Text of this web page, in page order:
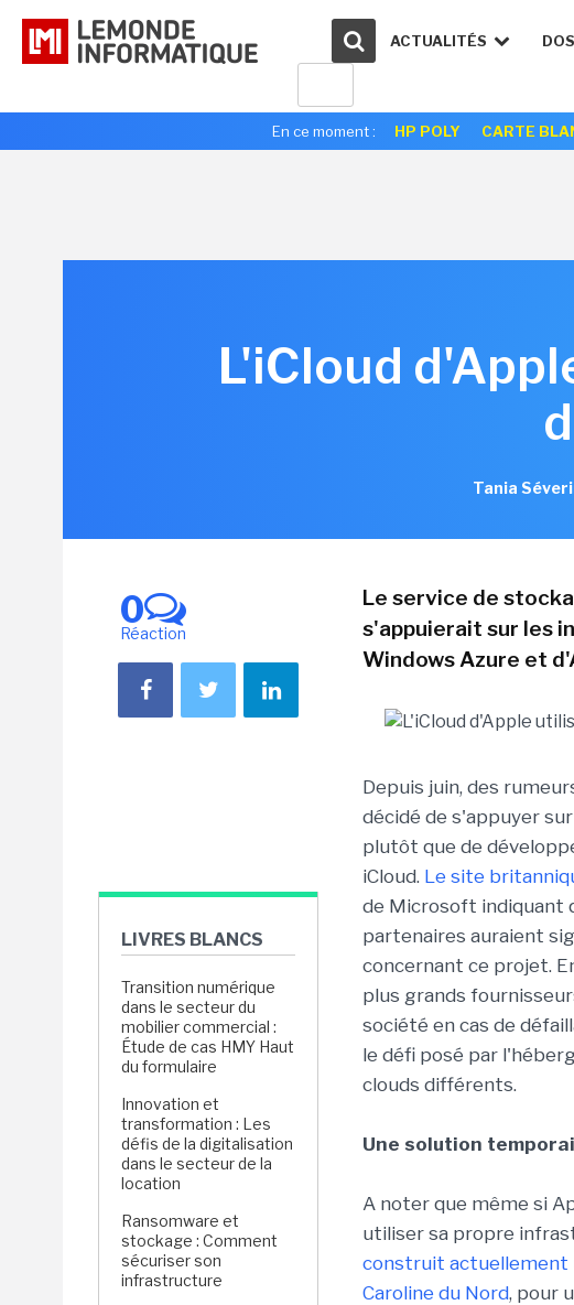
ACTUALITÉS
En ce moment : HP POLY CARTE
L'iCloud
Tania
0
Réaction
LIVRES BLANCS
Transition numérique
dans le secteur du
mobilier commercial :
Étude de cas HMY Haut
du formulaire
Innovation et
transformation : Les
défis de la digitalisation
dans le secteur de la
location
Ransomware et
stockage : Comment
sécuriser son
infrastructure
Le service de
s'appuierait sur les
Windows Azure et
Depuis juin, des
décidé de s'appuyer
plutôt que de
iCloud. Le site
de Microsoft indiquant
partenaires auraient
concernant ce projet.
plus grands
société en cas de
le défi posé par
clouds différents.
Une solution
A noter que même si
utiliser sa propre
construit actuellement
Caroline du Nord, pour